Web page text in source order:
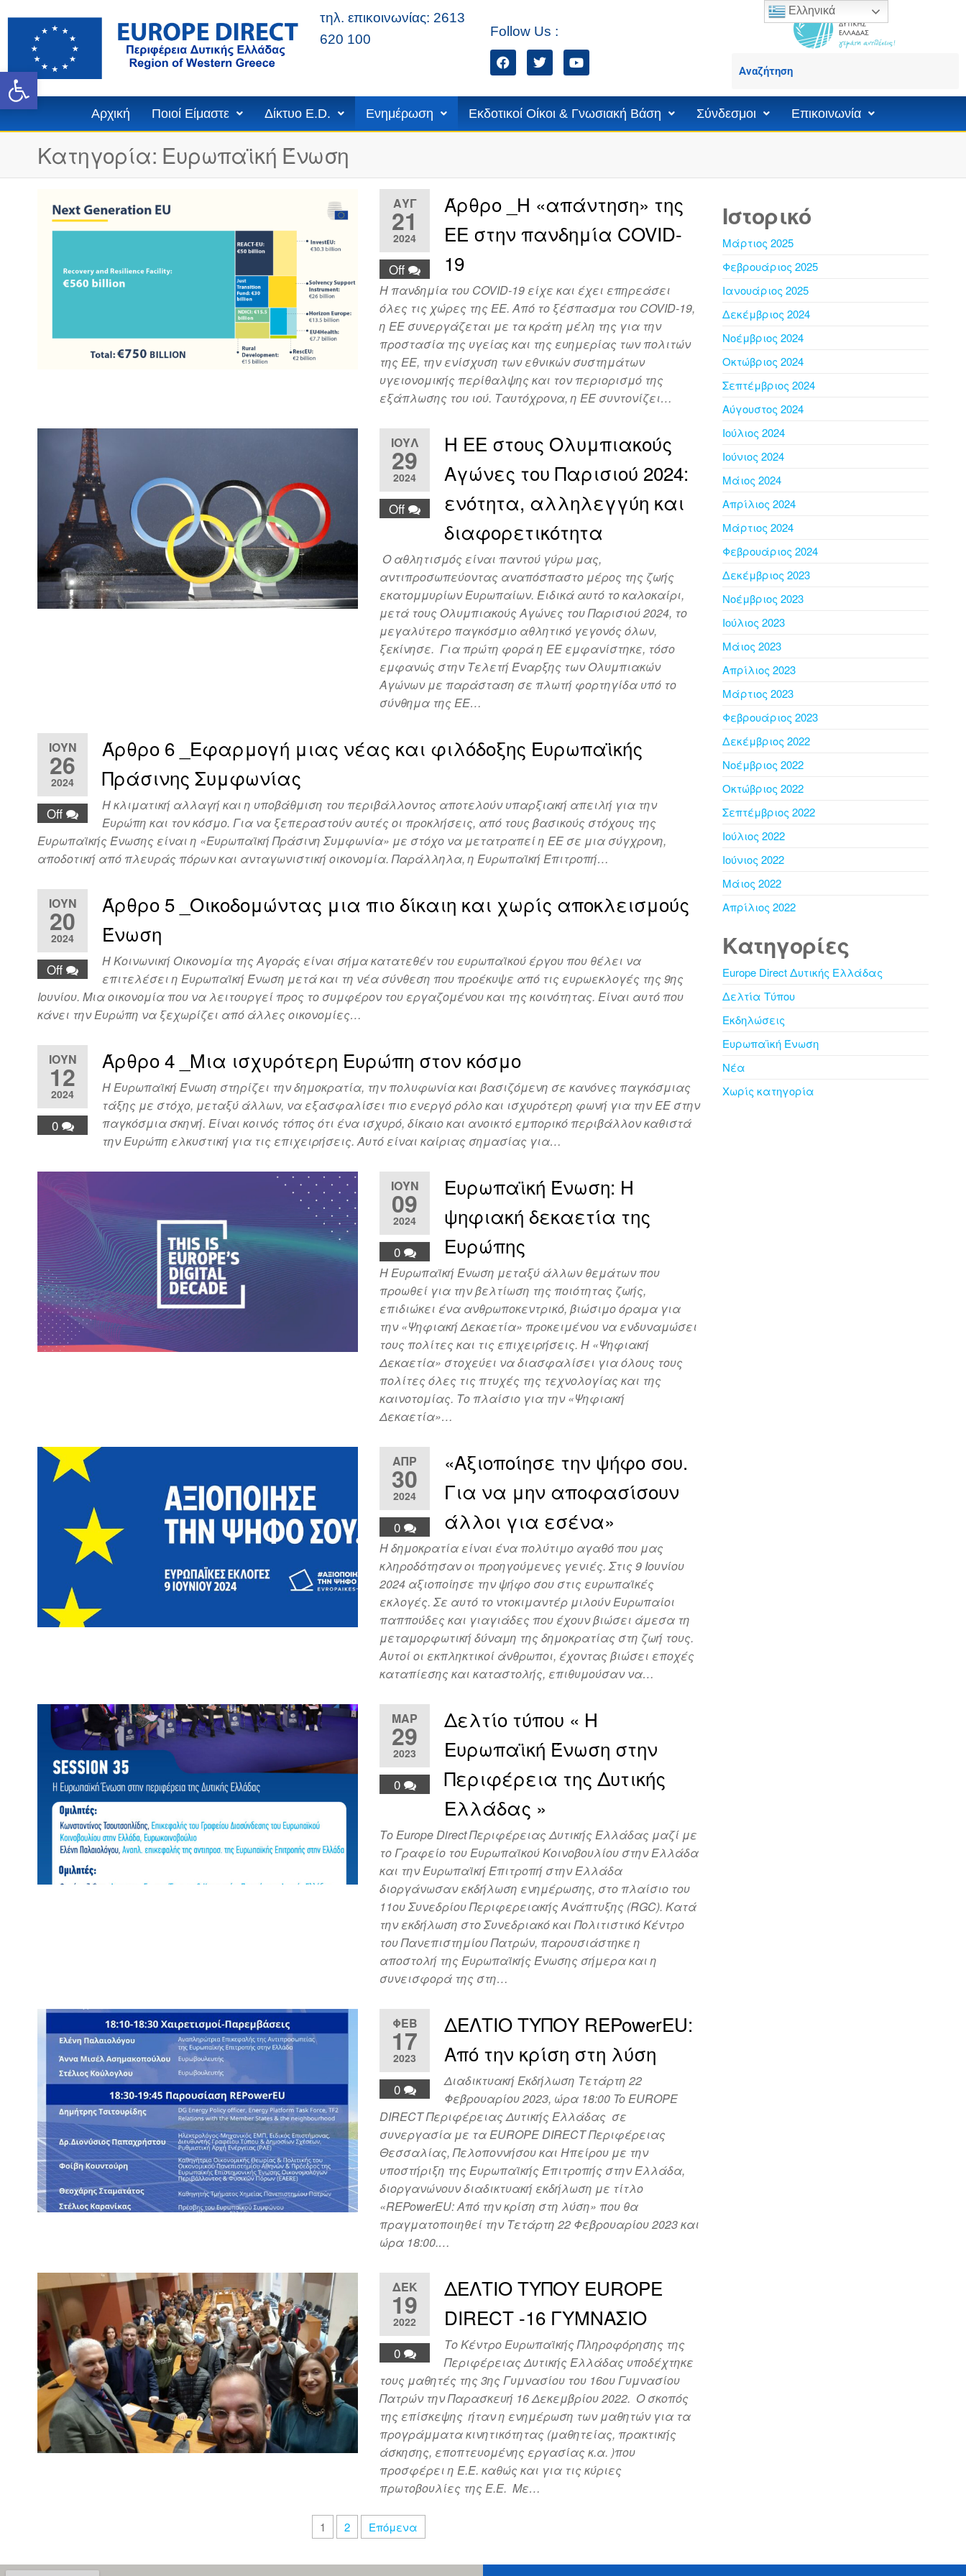
Ανοίξτε τη γραμμή εργαλείων
τηλ. επικοινωνίας: 2613
620 100
Follow Us :
Αρχική Ποιοί Είμαστε Δίκτυο E.D. Ενημέρωση Εκδοτικοί Οίκοι & Γνωσιακή Βάση Σύνδεσμοι Επικοινωνία
Κατηγορία: Ευρωπαϊκή Ένωση
ΑΥΓ
21
2024
Off
Άρθρο _Η «απάντηση» της
ΕΕ στην πανδημία COVID-
19
Η πανδημία του COVID-19 είχε και έχει επηρεάσει
όλες τις χώρες της ΕΕ. Από το ξέσπασμα του COVID-19,
η ΕΕ συνεργάζεται με τα κράτη μέλη της για την
προστασία της υγείας και της ευημερίας των πολιτών
της ΕΕ, την ενίσχυση των εθνικών συστημάτων
υγειονομικής περίθαλψης και τον περιορισμό της
εξάπλωσης του ιού. Ταυτόχρονα, η ΕΕ συντονίζει…
ΙΟΎΛ
29
2024
Off
Η ΕΕ στους Ολυμπιακούς
Αγώνες του Παρισιού 2024:
ενότητα, αλληλεγγύη και
διαφορετικότητα
Ο αθλητισμός είναι παντού γύρω μας,
αντιπροσωπεύοντας αναπόσπαστο μέρος της ζωής
εκατομμυρίων Ευρωπαίων. Ειδικά αυτό το καλοκαίρι,
μετά τους Ολυμπιακούς Αγώνες του Παρισιού 2024, το
μεγαλύτερο παγκόσμιο αθλητικό γεγονός όλων,
ξεκίνησε. Για πρώτη φορά η ΕΕ εμφανίστηκε, τόσο
εμφανώς στην Τελετή Έναρξης των Ολυμπιακών
Αγώνων με παράσταση σε πλωτή φορτηγίδα υπό το
σύνθημα της ΕΕ…
ΙΟΎΝ
26
2024
Off
Άρθρο 6 _Εφαρμογή μιας νέας και φιλόδοξης Ευρωπαϊκής
Πράσινης Συμφωνίας
Η κλιματική αλλαγή και η υποβάθμιση του περιβάλλοντος αποτελούν υπαρξιακή απειλή για την
Ευρώπη και τον κόσμο. Για να ξεπεραστούν αυτές οι προκλήσεις, από τους βασικούς στόχους της
Ευρωπαϊκής Ένωσης είναι η «Ευρωπαϊκή Πράσινη Συμφωνία» με στόχο να μετατραπεί η ΕΕ σε μια σύγχρονη,
αποδοτική από πλευράς πόρων και ανταγωνιστική οικονομία. Παράλληλα, η Ευρωπαϊκή Επιτροπή…
ΙΟΎΝ
20
2024
Off
Άρθρο 5 _Οικοδομώντας μια πιο δίκαιη και χωρίς αποκλεισμούς
Ένωση
Η Κοινωνική Οικονομία της Αγοράς είναι σήμα κατατεθέν του ευρωπαϊκού έργου που θέλει να
επιτελέσει η Ευρωπαϊκή Ένωση μετά και τη νέα σύνθεση που προέκυψε από τις ευρωεκλογές της 9ης
Ιουνίου. Μια οικονομία που να λειτουργεί προς το συμφέρον του εργαζομένου και της κοινότητας. Είναι αυτό που
κάνει την Ευρώπη να ξεχωρίζει από άλλες οικονομίες…
ΙΟΎΝ
12
2024
0
Άρθρο 4 _Μια ισχυρότερη Ευρώπη στον κόσμο
Η Ευρωπαϊκή Ένωση στηρίζει την δημοκρατία, την πολυφωνία και βασιζόμενη σε κανόνες παγκόσμιας
τάξης με στόχο, μεταξύ άλλων, να εξασφαλίσει πιο ενεργό ρόλο και ισχυρότερη φωνή για την ΕΕ στην
παγκόσμια σκηνή. Είναι κοινός τόπος ότι ένα ισχυρό, δίκαιο και ανοικτό εμπορικό περιβάλλον καθιστά
την Ευρώπη ελκυστική για τις επιχειρήσεις. Αυτό είναι καίριας σημασίας για…
ΙΟΎΝ
09
2024
0
Ευρωπαϊκή Ένωση: Η
ψηφιακή δεκαετία της
Ευρώπης
Η Ευρωπαϊκή Ένωση μεταξύ άλλων θεμάτων που
προωθεί για την βελτίωση της ποιότητας ζωής,
επιδιώκει ένα ανθρωποκεντρικό, βιώσιμο όραμα για
την «Ψηφιακή Δεκαετία» προκειμένου να ενδυναμώσει
τους πολίτες και τις επιχειρήσεις. Η «Ψηφιακή
Δεκαετία» στοχεύει να διασφαλίσει για όλους τους
πολίτες όλες τις πτυχές της τεχνολογίας και της
καινοτομίας. Το πλαίσιο για την «Ψηφιακή
Δεκαετία»…
ΑΠΡ
30
2024
0
«Αξιοποίησε την ψήφο σου.
Για να μην αποφασίσουν
άλλοι για εσένα»
Η δημοκρατία είναι ένα πολύτιμο αγαθό που μας
κληροδότησαν οι προηγούμενες γενιές. Στις 9 Ιουνίου
2024 αξιοποίησε την ψήφο σου στις ευρωπαϊκές
εκλογές. Σε αυτό το ντοκιμαντέρ μιλούν Ευρωπαίοι
παππούδες και γιαγιάδες που έχουν βιώσει άμεσα τη
μεταμορφωτική δύναμη της δημοκρατίας στη ζωή τους.
Αυτοί οι εκπληκτικοί άνθρωποι, έχοντας βιώσει εποχές
καταπίεσης και καταστολής, επιθυμούσαν να…
ΜΑΡ
29
2023
0
Δελτίο τύπου « Η
Ευρωπαϊκή Ένωση στην
Περιφέρεια της Δυτικής
Ελλάδας »
Το Europe Direct Περιφέρειας Δυτικής Ελλάδας μαζί με
το Γραφείο του Ευρωπαϊκού Κοινοβουλίου στην Ελλάδα
και την Ευρωπαϊκή Επιτροπή στην Ελλάδα
διοργάνωσαν εκδήλωση ενημέρωσης, στο πλαίσιο του
11ου Συνεδρίου Περιφερειακής Ανάπτυξης (RGC). Κατά
την εκδήλωση στο Συνεδριακό και Πολιτιστικό Κέντρο
του Πανεπιστημίου Πατρών, παρουσιάστηκε η
αποστολή της Ευρωπαϊκής Ένωσης σήμερα και η
συνεισφορά της στη…
ΦΕΒ
17
2023
0
ΔΕΛΤΙΟ ΤΥΠΟΥ REPowerEU:
Από την κρίση στη λύση
Διαδικτυακή Εκδήλωση Τετάρτη 22
Φεβρουαρίου 2023, ώρα 18:00 To EUROPE
DIRECT Περιφέρειας Δυτικής Ελλάδας σε
συνεργασία με τα EUROPE DIRECT Περιφέρειας
Θεσσαλίας, Πελοποννήσου και Ηπείρου με την
υποστήριξη της Ευρωπαϊκής Επιτροπής στην Ελλάδα,
διοργανώνουν διαδικτυακή εκδήλωση με τίτλο
«REPowerEU: Από την κρίση στη λύση» που θα
πραγματοποιηθεί την Τετάρτη 22 Φεβρουαρίου 2023 και
ώρα 18:00.…
ΔΕΚ
19
2022
0
ΔΕΛΤΙΟ ΤΥΠΟΥ EUROPE
DIRECT -16 ΓΥΜΝΑΣΙΟ
Το Κέντρο Ευρωπαϊκής Πληροφόρησης της
Περιφέρειας Δυτικής Ελλάδας υποδέχτηκε
τους μαθητές της 3ης Γυμνασίου του 16ου Γυμνασίου
Πατρών την Παρασκευή 16 Δεκεμβρίου 2022. Ο σκοπός
της επίσκεψης ήταν η ενημέρωση των μαθητών για τα
προγράμματα κινητικότητας (μαθητείας, πρακτικής
άσκησης, εποπτευομένης εργασίας κ.α. )που
προσφέρει η Ε.Ε. καθώς και για τις κύριες
πρωτοβουλίες της Ε.Ε. Με…
1 2 Επόμενα
Ιστορικό
Μάρτιος 2025
Φεβρουάριος 2025
Ιανουάριος 2025
Δεκέμβριος 2024
Νοέμβριος 2024
Οκτώβριος 2024
Σεπτέμβριος 2024
Αύγουστος 2024
Ιούλιος 2024
Ιούνιος 2024
Μάιος 2024
Απρίλιος 2024
Μάρτιος 2024
Φεβρουάριος 2024
Δεκέμβριος 2023
Νοέμβριος 2023
Ιούλιος 2023
Μάιος 2023
Απρίλιος 2023
Μάρτιος 2023
Φεβρουάριος 2023
Δεκέμβριος 2022
Νοέμβριος 2022
Οκτώβριος 2022
Σεπτέμβριος 2022
Ιούλιος 2022
Ιούνιος 2022
Μάιος 2022
Απρίλιος 2022
Kατηγορίες
Europe Direct Δυτικής Ελλάδας
Δελτία Τύπου
Εκδηλώσεις
Ευρωπαϊκή Ένωση
Νέα
Χωρίς κατηγορία
Ελληνικά